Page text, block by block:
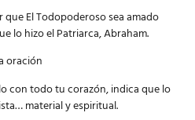
El Todopoderoso sea amado
lo hizo el Patriarca, Abraham.
oración
con todo tu corazón, indica que lo
material y espiritual.